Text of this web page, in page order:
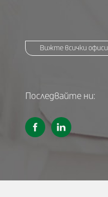
Вижте всички офиси
Последвайте ни: